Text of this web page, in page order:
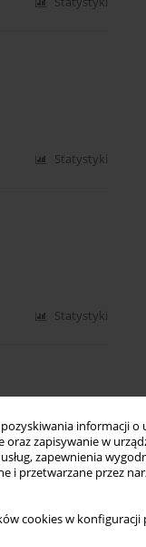
informacji o
zapisywanie w
zapewnienia
i przetwarzane przez
cookies w konfiguracji
Statystyki
Statystyki
Statystyki